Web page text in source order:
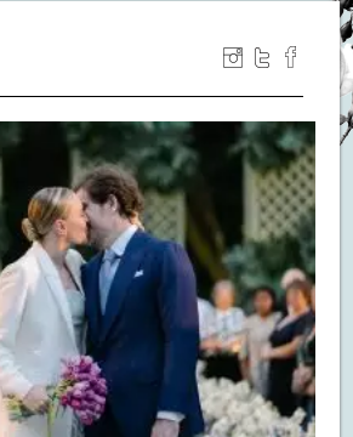
WILL YOU MARRY ME?
LUA DE MEL
COZINHA
DECORAÇÃO
DE NOIVA PRA NOIVA
S.O.S CASADAS
FALE COM O SAY I DO